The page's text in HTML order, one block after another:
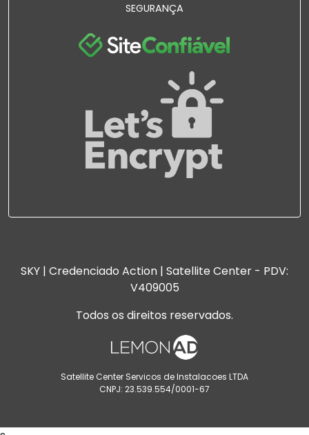
SEGURANÇA
SKY | Credenciado Action | Satellite Center - PDV:
V409005
Todos os direitos reservados.
Satellite Center Servicos de Instalacoes LTDA
CNPJ: 23.539.554/0001-67